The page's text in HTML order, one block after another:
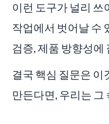
이런 도구가 널리 쓰
작업에서 벗어날 수
검증, 제품 방향성에
결국 핵심 질문은 이
만든다면, 우리는 그